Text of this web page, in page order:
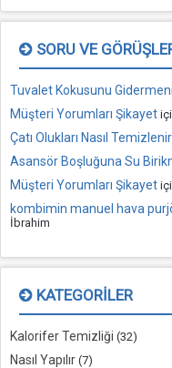
SORU VE
Tuvalet Kokusunu
Müşteri Yorumları Şikayet
Çatı Olukları Nasıl
Asansör Boşluğuna Su
Müşteri Yorumları Şikayet
kombimin manuel hava
İbrahim
KATEGORILER
Kalorifer Temizliği (32)
Nasıl Yapılır (7)